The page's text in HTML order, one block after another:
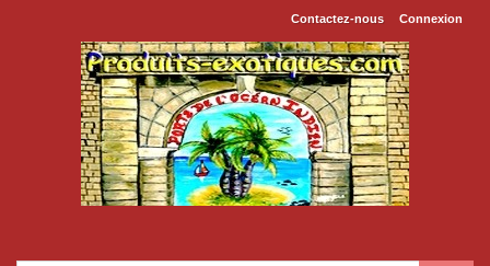
Connexion
Contactez-nous